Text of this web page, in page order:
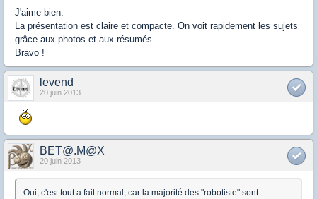
J'aime bien.
La présentation est claire et compacte. On voit rapidement les sujets
grâce aux photos et aux résumés.
Bravo !
levend
20 juin 2013
BET@.M@X
20 juin 2013
Oui, c'est tout a fait normal, car la majorité des "robotiste" sont